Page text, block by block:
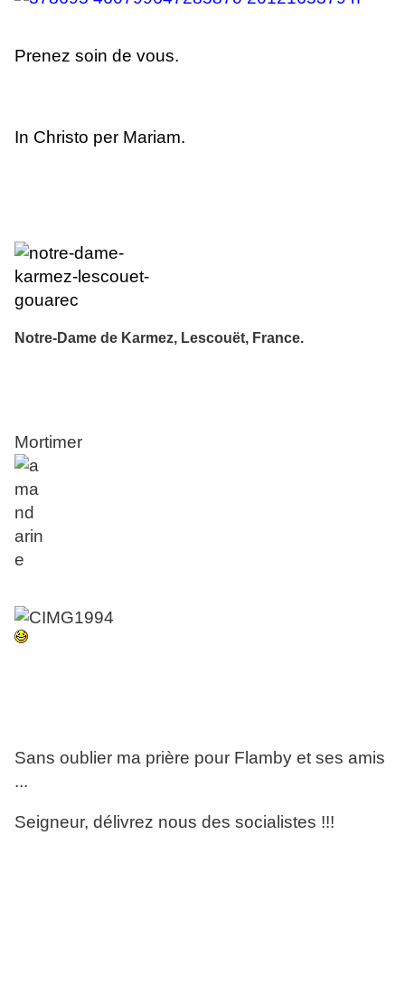
Prenez soin de vous.
In Christo per Mariam.
Notre-Dame de Karmez Lescouët France
Mortimer
Sans oublier ma prière pour Flamby et ses amis
...
Seigneur, délivrez nous des socialistes !!!